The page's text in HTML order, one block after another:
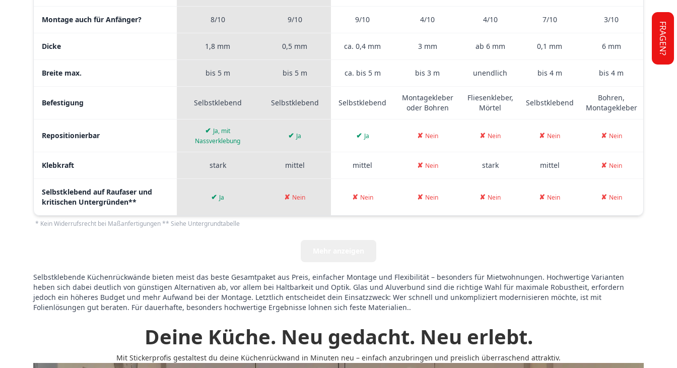
Montage auch für Anfänger? 8/10 9/10 9/10 4/10 4/10 7/10 3/10
Dicke 1,8 mm 0,5 mm ca. 0,4 mm 3 mm ab 6 mm 0,1 mm 6 mm
Breite max. bis 5 m bis 5 m ca. bis 5 m bis 3 m unendlich bis 4 m bis 4 m
Befestigung Selbstklebend Selbstklebend Selbstklebend
Montagekleber
oder Bohren
Fliesenkleber,
Mörtel
Selbstklebend
Bohren,
Montagekleber
Repositionierbar
✔ Ja, mit
Nassverklebung
✔ Ja ✔ Ja ✘ Nein ✘ Nein ✘ Nein ✘ Nein
Klebkraft stark mittel mittel ✘ Nein stark mittel ✘ Nein
Selbstklebend auf Raufaser und
kritischen Untergründen**
✔ Ja ✘ Nein ✘ Nein ✘ Nein ✘ Nein ✘ Nein ✘ Nein
* Kein Widerrufsrecht bei Maßanfertigungen ** Siehe Untergrundtabelle
Selbstklebende Küchenrückwände bieten meist das beste Gesamtpaket aus Preis, einfacher Montage und Flexibilität – besonders für Mietwohnungen. Hochwertige Varianten
heben sich dabei deutlich von günstigen Alternativen ab, vor allem bei Haltbarkeit und Optik. Glas und Aluverbund sind die richtige Wahl für maximale Robustheit, erfordern
jedoch ein höheres Budget und mehr Aufwand bei der Montage. Letztlich entscheidet dein Einsatzzweck: Wer schnell und unkompliziert modernisieren möchte, ist mit
Folienlösungen gut beraten. Für dauerhafte, besonders hochwertige Ergebnisse lohnen sich feste Materialien..
Deine Küche. Neu gedacht. Neu erlebt.
Mit Stickerprofis gestaltest du deine Küchenrückwand in Minuten neu – einfach anzubringen und preislich überraschend attraktiv.
FRAGEN?